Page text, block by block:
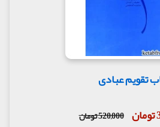
تقویم عبادی
520,000 تومان